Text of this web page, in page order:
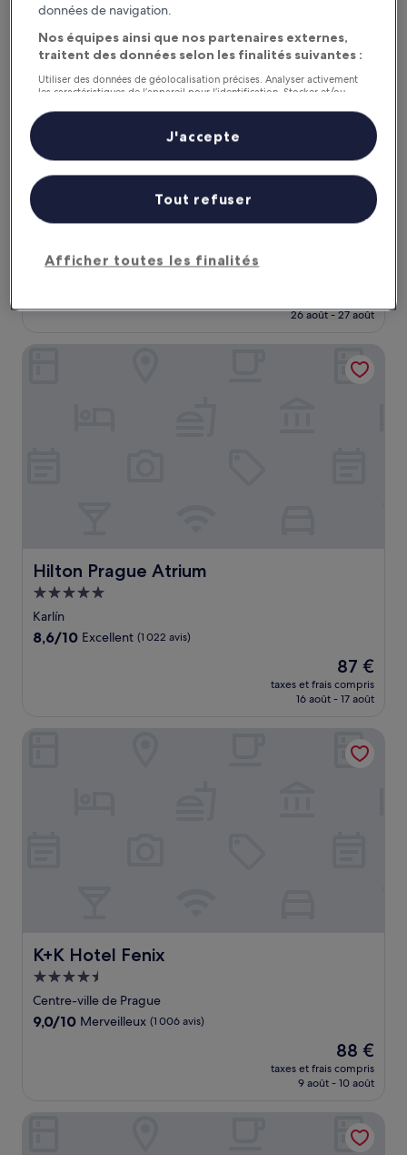
The Mozart Prague by Accor
The Mozart Prague by Accor
Hébergement
5.0 étoiles
9.2
sur
(1 001 avis)
9,2/10 Merveilleux (1 001 avis)
prix
de
195 €
26 août - 27 août
Hilton Prague Atrium
Hilton Prague Atrium
Hébergement
5.0 étoiles
Karlín
8.6
8,6/10 Excellent (1 022 avis)
Le
nouveau
prix
de
87 €
87 €
taxes et frais compris
16 août - 17 août
K+K Hotel Fenix
K+K Hotel Fenix
Hébergement
4.5 étoiles
Centre-ville de Prague
9.0
9,0/10 Merveilleux (1 006 avis)
Le
nouveau
prix
de
88 €
88 €
taxes et frais compris
9 août - 10 août
données de navigation.
Nos équipes ainsi que nos partenaires externes,
traitent des données selon les finalités suivantes :
Utiliser des données de géolocalisation précises. Analyser activement
les caractéristiques de l’appareil pour l’identification. Stocker et/ou
personnalisés, mesure de performance des publicités et du contenu,
études d’audience et développement de services.
Liste de nos partenaires (fournisseurs)
Afficher toutes les finalités
Tout refuser
J'accepte